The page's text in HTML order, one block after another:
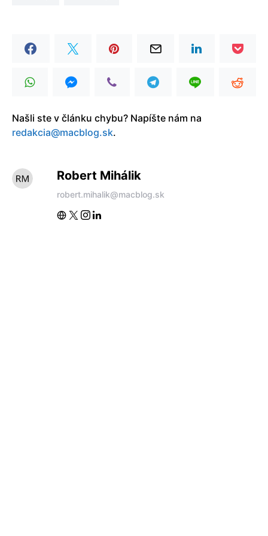
Našli ste v článku chybu? Napíšte nám na
redakcia@macblog.sk.
Robert Mihálik
robert.mihalik@macblog.sk